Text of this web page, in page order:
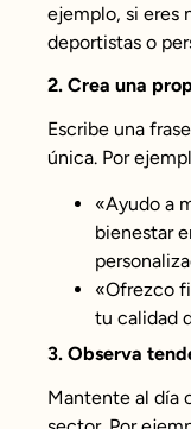
ejemplo, si eres
deportistas o
2. Crea una
Escribe una
única. Por
«Ayudo a
bienestar
«Ofrezco
tu calidad
3. Observa
Mantente al día